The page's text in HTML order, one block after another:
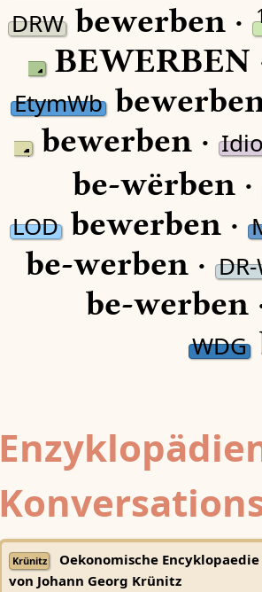
DRWbewerben ·
BEWERBEN
EtymWb
bewerben ·
be-wërben ·
LODbewerben ·
be-werben ·
be-werben
WDG
Krünitz
Oekonomische Encyklopaedie
von Johann Georg Krünitz